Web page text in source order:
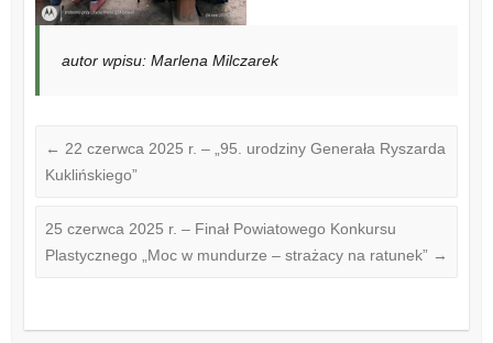
autor wpisu: Marlena Milczarek
← 22 czerwca 2025 r. – „95. urodziny Generała Ryszarda
Kuklińskiego”
25 czerwca 2025 r. – Finał Powiatowego Konkursu
Plastycznego „Moc w mundurze – strażacy na ratunek” →